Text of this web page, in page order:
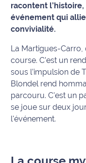
Info
route
Justice
Météo
Politique
racontent
événement qui
convivialité.
La Martigues-Carro,
course. C’est un
sous l’impulsion de
Blondel rend
parcouru. C'est un
se joue sur deux
l'événement.